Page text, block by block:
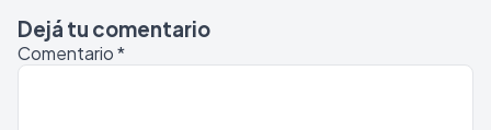
Dejá tu comentario
Comentario*